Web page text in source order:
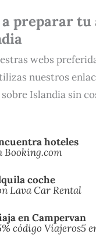
a preparar
webs
nuestros
Islandia sin
hoteles
Booking.com
coche
Lava Car Rental
en Campervan
código Viajeros5